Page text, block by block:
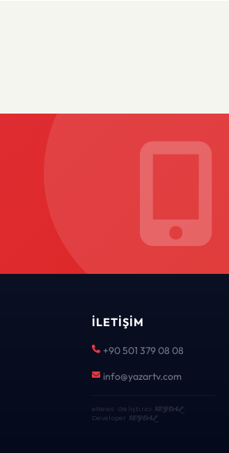
İLETIŞIM
+90 501 379 08 08
info@yazartv.com
eNews · Geliştirici KEYDAL·
Developer KEYDAL